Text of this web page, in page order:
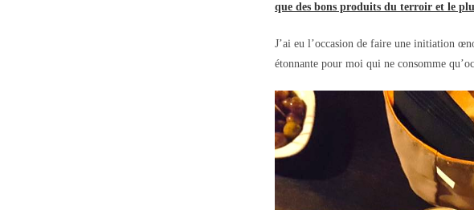
que des bons produits du terroir et le
J’ai eu l’occasion de faire une initiation
étonnante pour moi qui ne consomme